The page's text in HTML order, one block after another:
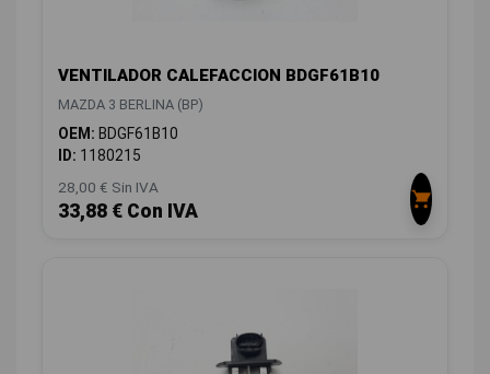
VENTILADOR CALEFACCION BDGF61B10
MAZDA 3 BERLINA (BP)
OEM: BDGF61B10
ID: 1180215
28,00 € Sin IVA
33,88 € Con IVA